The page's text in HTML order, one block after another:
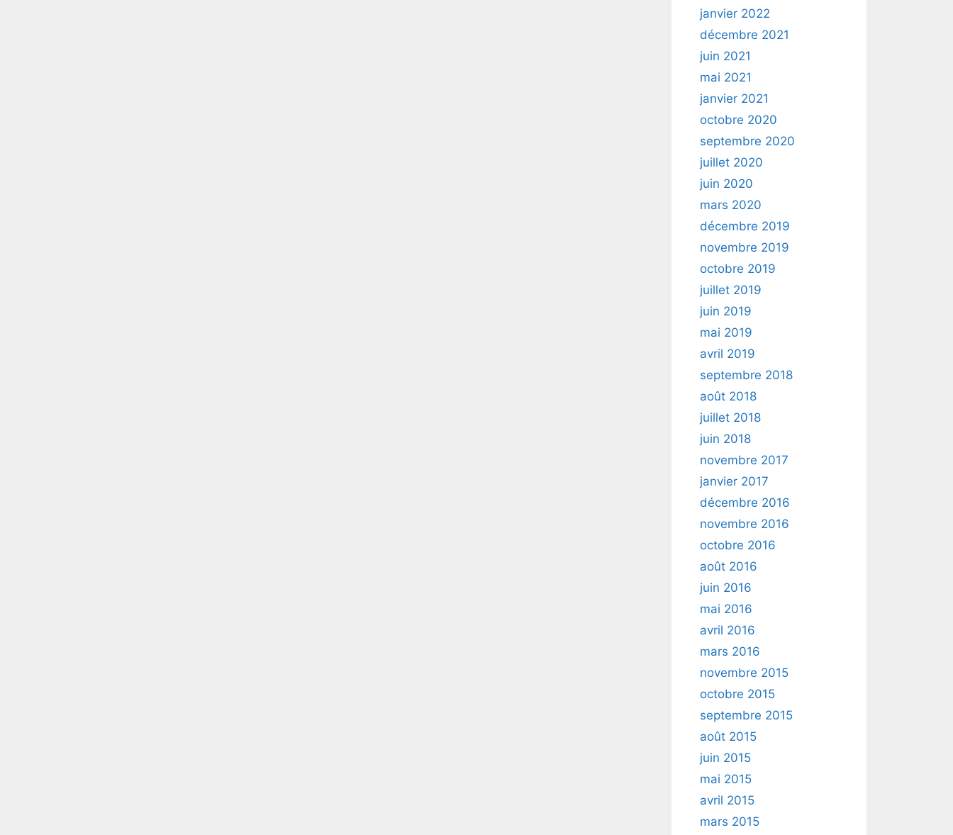
janvier 2022
décembre 2021
juin 2021
mai 2021
janvier 2021
octobre 2020
septembre 2020
juillet 2020
juin 2020
mars 2020
décembre 2019
novembre 2019
octobre 2019
juillet 2019
juin 2019
mai 2019
avril 2019
septembre 2018
août 2018
juillet 2018
juin 2018
novembre 2017
janvier 2017
décembre 2016
novembre 2016
octobre 2016
août 2016
juin 2016
mai 2016
avril 2016
mars 2016
novembre 2015
octobre 2015
septembre 2015
août 2015
juin 2015
mai 2015
avril 2015
mars 2015